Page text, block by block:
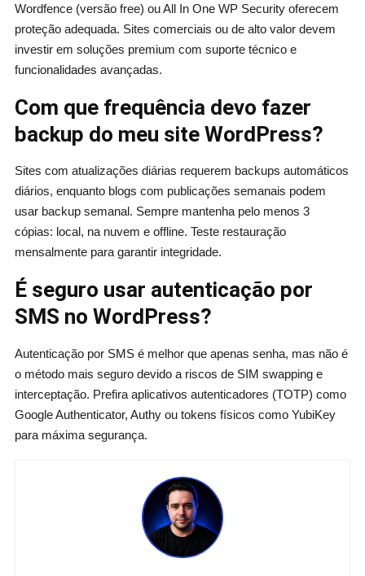
Wordfence (versão free) ou All In One WP Security oferecem
proteção adequada. Sites comerciais ou de alto valor devem
investir em soluções premium com suporte técnico e
funcionalidades avançadas.
Com que frequência devo fazer
backup do meu site WordPress?
Sites com atualizações diárias requerem backups automáticos
diários, enquanto blogs com publicações semanais podem
usar backup semanal. Sempre mantenha pelo menos 3
cópias: local, na nuvem e offline. Teste restauração
mensalmente para garantir integridade.
É seguro usar autenticação por
SMS no WordPress?
Autenticação por SMS é melhor que apenas senha, mas não é
o método mais seguro devido a riscos de SIM swapping e
interceptação. Prefira aplicativos autenticadores (TOTP) como
Google Authenticator, Authy ou tokens físicos como YubiKey
para máxima segurança.